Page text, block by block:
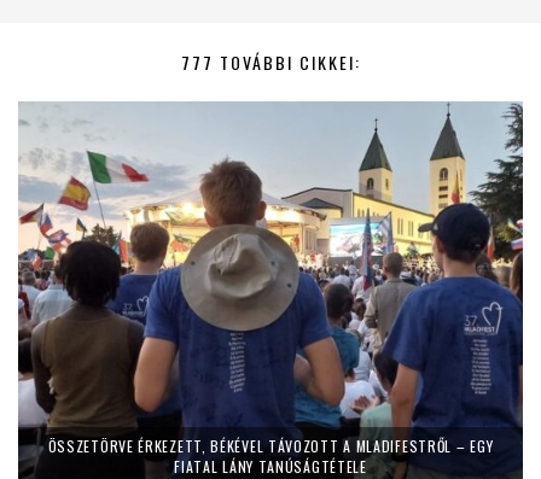
777 TOVÁBBI CIKKEI:
ÖSSZETÖRVE ÉRKEZETT, BÉKÉVEL TÁVOZOTT A MLADIFESTRŐL – EGY
FIATAL LÁNY TANÚSÁGTÉTELE